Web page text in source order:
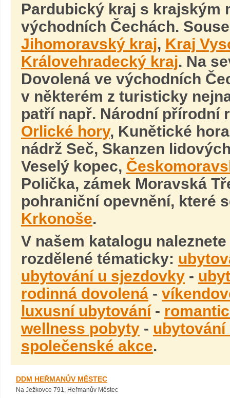
Pardubický kraj s krajským
východních Čechách.
Jihomoravský kraj, Kraj
Královehradecký kraj. Na
Dovolená ve východních
v některém z turisticky
patří např. Národní přírodní
Orlické hory, Kunětické
nádrž Seč, Skanzen
Veselý kopec,
Polička, zámek Moravská
pohraniční opevnění, které
Krkonoše.
V našem katalogu
rozdělené tématicky:
ubytování u sjezdovky -
rodinná dovolená -
luxusní ubytování-
wellness pobyty - ubytování
společenské akce.
DDM HEŘMANŮV MĚSTEC
Na Ježkovce 791, Heřmanův Městec